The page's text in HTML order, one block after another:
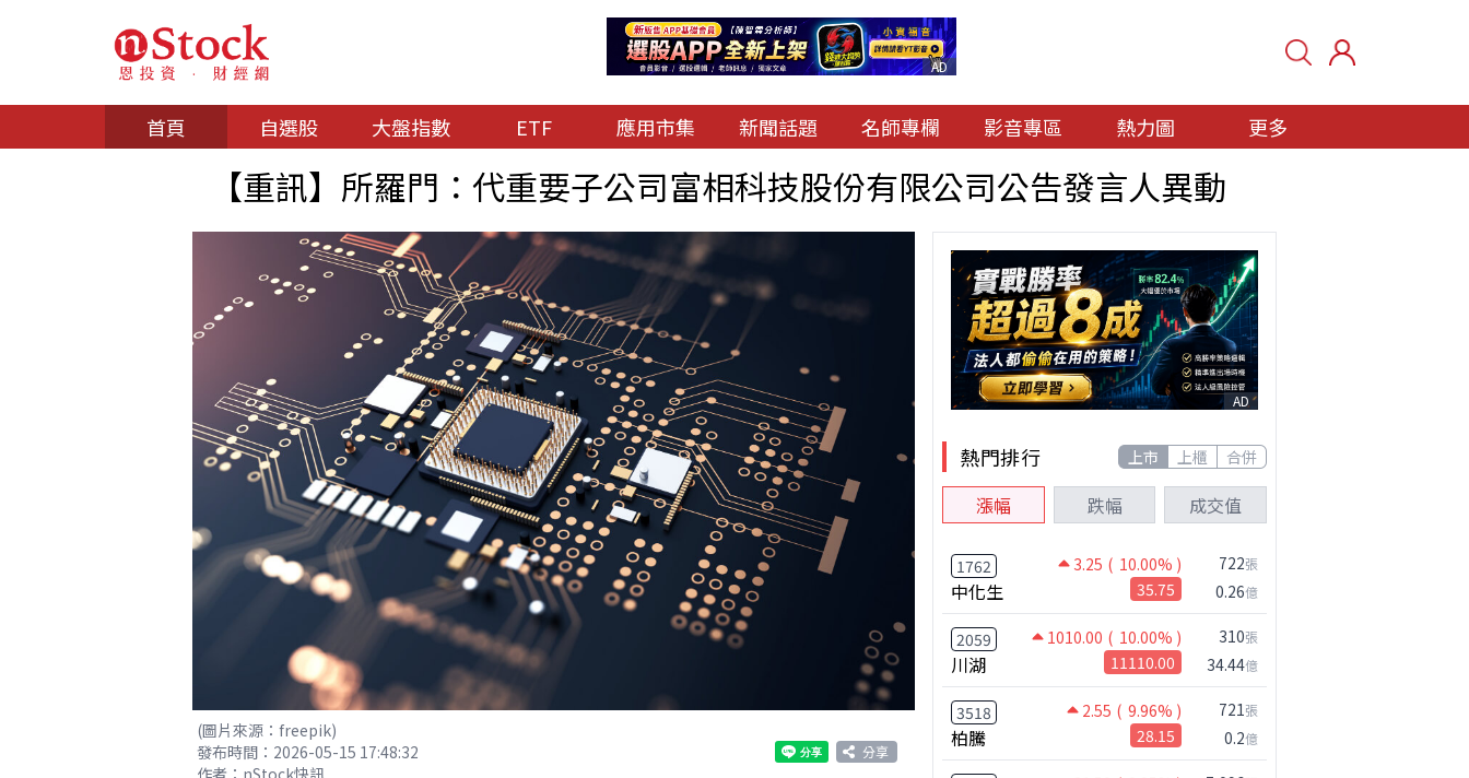
AD
首頁 自選股 大盤指數 ETF 應用市集 新聞話題 名師專欄 影音專區 熱力圖 更多
【重訊】所羅門：代重要子公司富相科技股份有限公司公告發言人異動
(圖片來源：freepik)
發布時間：2026-05-15 17:48:32
分享
作者：nStock快訊
AD
熱門排行 上市 上櫃 合併
漲幅 跌幅 成交值
1762 3.25 ( 10.00% )
中化生 35.75
722張
0.26億
2059 1010.00 ( 10.00% )
川湖 11110.00
310張
34.44億
3518 2.55 ( 9.96% )
柏騰 28.15
721張
0.2億